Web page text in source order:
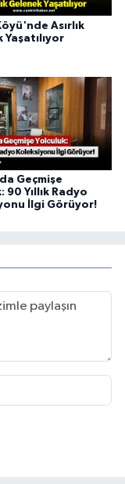
Asırlık
Yaşatılıyor
Geçmişe
90 Yıllık Radyo
İlgi Görüyor!